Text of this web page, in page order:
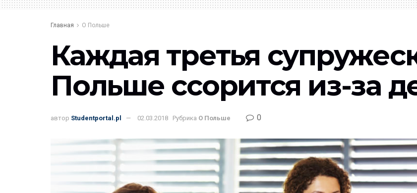
Главная О Польше
Каждая третья
Польше ссорится из-за
автор Studentportal.pl 02.03.2018 Рубрика О Польше 0